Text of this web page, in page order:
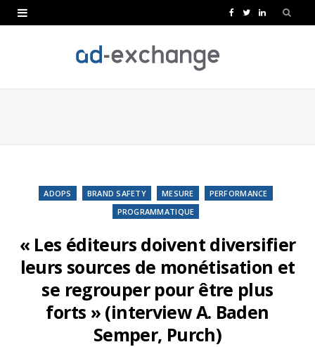
e
k
T
t
L
k
n
ADOPS BRAND SAFETY MESURE
PERFORMANCE
PROGRAMMATIQUE
« Les éditeurs doivent diversifier
leurs sources de monétisation et
se regrouper pour être plus
forts » (interview A. Baden
Semper, Purch)